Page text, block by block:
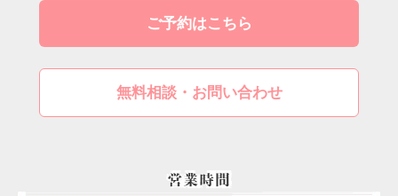
ご予約はこちら
無料相談・お問い合わせ